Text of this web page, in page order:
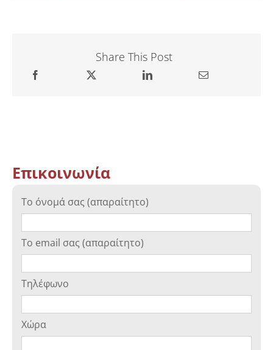
Share This Post
Επικοινωνία
Το όνομά σας (απαραίτητο)
Το email σας (απαραίτητο)
Τηλέφωνο
Χώρα